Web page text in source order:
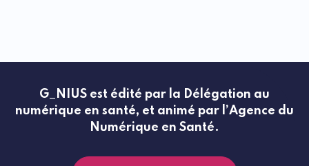
G_NIUS est édité par la Délégation au
numérique en santé, et animé par l’Agence du
Numérique en Santé.